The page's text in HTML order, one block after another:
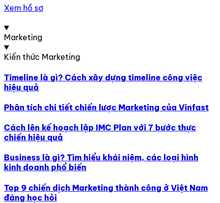
Xem hồ sơ
Marketing
Kiến thức Marketing
Timeline là gì? Cách xây dựng timeline công việc
hiệu quả
Phân tích chi tiết chiến lược Marketing của Vinfast
Cách lên kế hoạch lập IMC Plan với 7 bước thực
chiến hiệu quả
Business là gì? Tìm hiểu khái niệm, các loại hình
kinh doanh phổ biến
Top 9 chiến dịch Marketing thành công ở Việt Nam
đáng học hỏi